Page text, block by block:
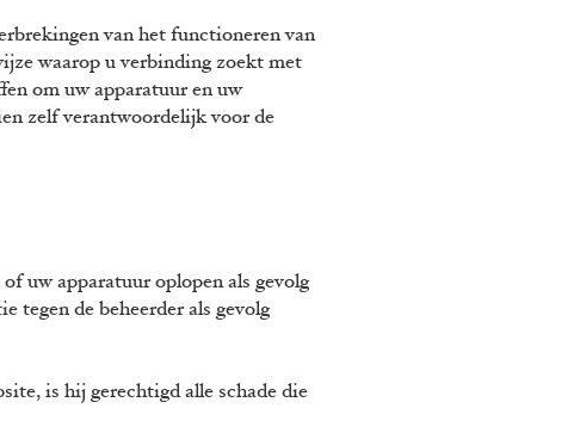
van het functioneren van
waarop u verbinding zoekt met
om uw apparatuur en uw
zelf verantwoordelijk voor de
uw apparatuur oplopen als gevolg
tegen de beheerder als gevolg
is hij gerechtigd alle schade die